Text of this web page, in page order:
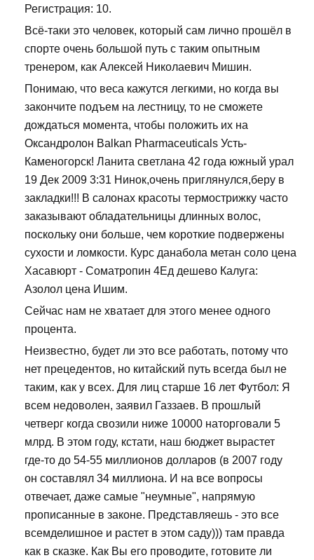
Регистрация: 10.
Всё-таки это человек, который сам лично прошёл в
спорте очень большой путь с таким опытным
тренером, как Алексей Николаевич Мишин.
Понимаю, что веса кажутся легкими, но когда вы
закончите подъем на лестницу, то не сможете
дождаться момента, чтобы положить их на
Оксандролон Balkan Pharmaceuticals Усть-
Каменогорск! Ланита светлана 42 года южный урал
19 Дек 2009 3:31 Нинок,очень приглянулся,беру в
закладки!!! В салонах красоты термострижку часто
заказывают обладательницы длинных волос,
поскольку они больше, чем короткие подвержены
сухости и ломкости. Курс данабола метан соло цена
Хасавюрт - Cоматропин 4Ед дешево Калуга:
Азолол цена Ишим.
Сейчас нам не хватает для этого менее одного
процента.
Неизвестно, будет ли это все работать, потому что
нет прецедентов, но китайский путь всегда был не
таким, как у всех. Для лиц старше 16 лет Футбол: Я
всем недоволен, заявил Газзаев. В прошлый
четверг когда свозили ниже 10000 наторговали 5
млрд. В этом году, кстати, наш бюджет вырастет
где-то до 54-55 миллионов долларов (в 2007 году
он составлял 34 миллиона. И на все вопросы
отвечает, даже самые "неумные", напрямую
прописанные в законе. Представляешь - это все
всемделишное и растет в этом саду))) там правда
как в сказке. Как Вы его проводите, готовите ли